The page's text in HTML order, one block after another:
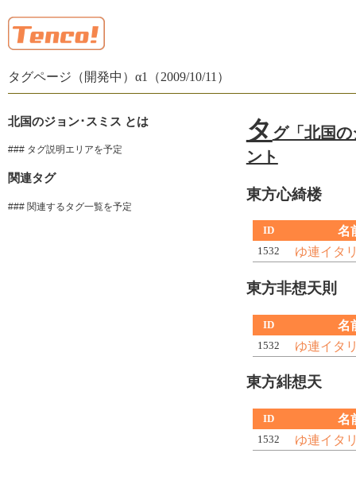
タグページ（開発中）α1（2009/10/11）
タ グ「北国
ント
東方心綺楼
ID 名
1532 ゆ連イタ
東方非想天則
ID 名
1532 ゆ連イタ
東方緋想天
ID 名
1532 ゆ連イタ
北国のジョン･スミス とは
### タグ説明エリアを予定
関連タグ
### 関連するタグ一覧を予定